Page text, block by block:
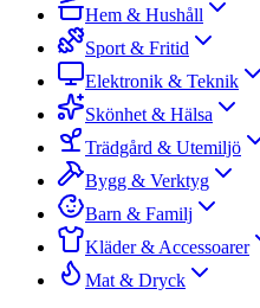
Hem & Hushåll
Sport & Fritid
Elektronik & Teknik
Skönhet & Hälsa
Trädgård & Utemiljö
Bygg & Verktyg
Barn & Familj
Kläder & Accessoarer
Mat & Dryck